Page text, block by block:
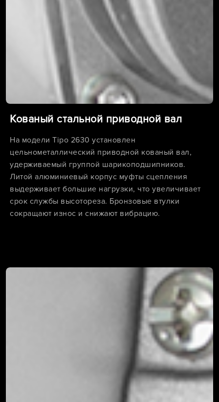
Кованый стальной приводной вал
На модели Tipo 2630 установлен
цельнометаллический приводной кованый вал,
удерживаемый группой шарикоподшипников.
Литой алюминиевый корпус муфты сцепления
выдерживает большие нагрузки, что увеличивает
срок службы высотореза. Бронзовые втулки
сокращают износ и снижают вибрацию.